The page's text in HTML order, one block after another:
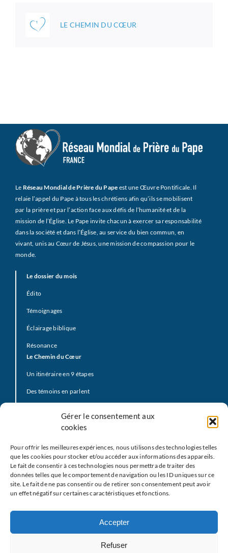
Gérer le consentement aux
cookies
Pour offrir les meilleures expériences, nous utilisons des technologies telles
que les cookies pour stocker et/ou accéder aux informations des appareils.
Le fait de consentir à ces technologies nous permettra de traiter des
données telles que le comportement de navigation ou les ID uniques sur ce
site. Le fait de ne pas consentir ou de retirer son consentement peut avoir
un effet négatif sur certaines caractéristiques et fonctions.
Accepter
Refuser
LE CHEMIN DU CŒUR
Le Réseau Mondial de Prière du Pape est une Œuvre Pontificale. Il
relaie l’appel du Pape à tous les chrétiens afin qu’ils se mobilisent
par la prière et par l’action face aux défis de l’humanité et de la
mission de l’Église. Le Pape invite chacun à exercer sa responsabilité
dans la société et dans l’Église, au service du bien commun, en
vivant, unis au Cœur de Jésus, une mission de compassion pour le
monde.
Le dossier du mois
Édito
Témoignages
Éclairage biblique
Résonance
Le Chemin du Cœur
Un itinéraire en 9 étapes
Des témoins en parlent
La Vidéo du Pape
Prier avec la Parole de Dieu
Prière Universelle